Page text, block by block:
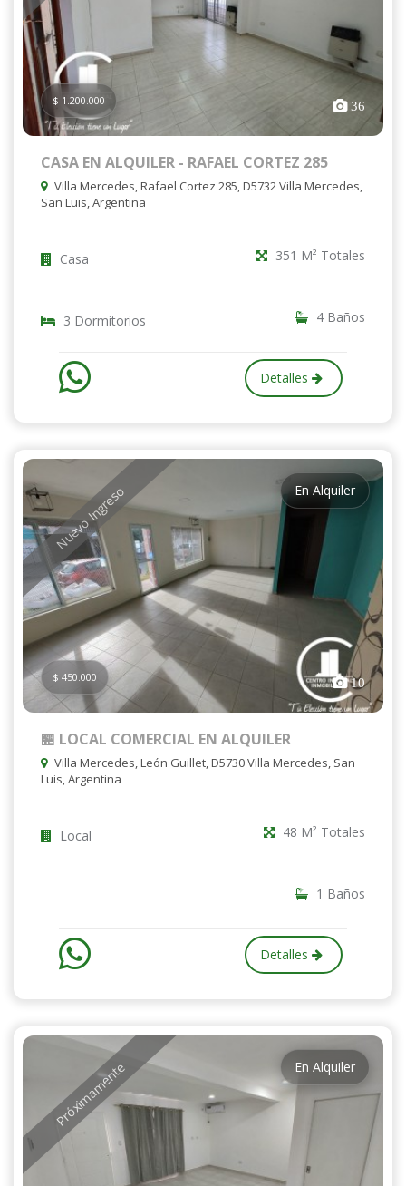
$ 1.200.000 36
CASA EN ALQUILER - RAFAEL CORTEZ 285
Villa Mercedes, Rafael Cortez 285, D5732 Villa Mercedes,
San Luis, Argentina
Casa 351 M² Totales
3 Dormitorios 4 Baños
Detalles
Nuevo Ingreso En Alquiler
$ 450.000 10
🏪 LOCAL COMERCIAL EN ALQUILER
Villa Mercedes, León Guillet, D5730 Villa Mercedes, San
Luis, Argentina
Local 48 M² Totales
1 Baños
Detalles
Próximamente En Alquiler